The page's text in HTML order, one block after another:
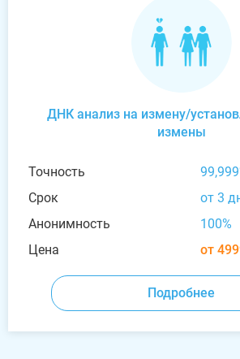
ДНК анализ на измену/
измены
Точность
Срок
от 3
Анонимность
100%
Цена
от
Подробнее